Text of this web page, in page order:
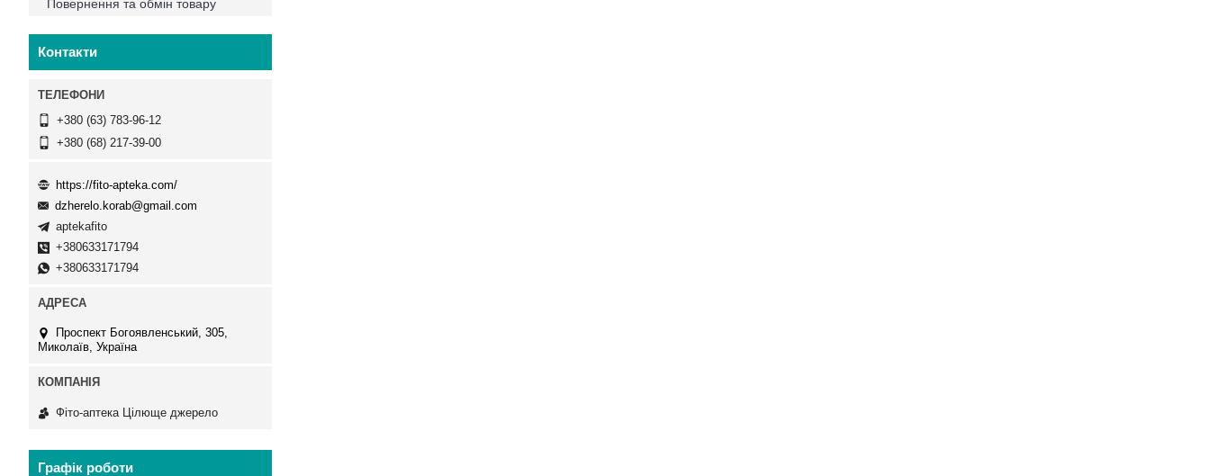
Повернення та обмін товару
Контакти
+380 (63) 783-96-12
+380 (68) 217-39-00
https://fito-apteka.com/
dzherelo.korab@gmail.com
aptekafito
+380633171794
+380633171794
Проспект Богоявленський, 305,
Миколаїв, Україна
Фіто-аптека Цілюще джерело
Графік роботи